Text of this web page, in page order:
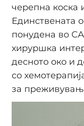
черепна коска
Единствената
понудена во
хируршка
десното око и
со
за